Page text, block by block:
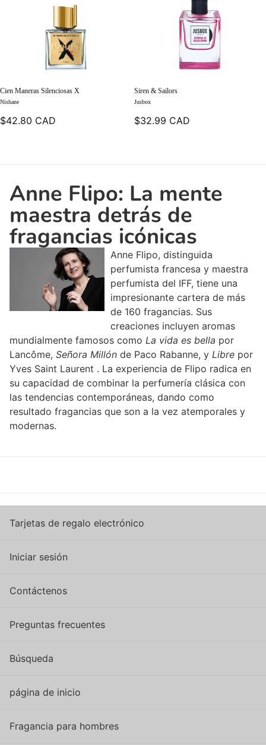
Cien Maneras Silenciosas X
Nishane
$42.80 CAD
Siren & Sailors
Jusbox
$32.99 CAD
Anne Flipo: La mente
maestra detrás de
fragancias icónicas
Anne Flipo, distinguida
perfumista francesa y maestra
perfumista del IFF, tiene una
impresionante cartera de más
de 160 fragancias. Sus
creaciones incluyen aromas
mundialmente famosos como La vida es bella por
Lancôme, Señora Millón de Paco Rabanne, y Libre por
Yves Saint Laurent . La experiencia de Flipo radica en
su capacidad de combinar la perfumería clásica con
las tendencias contemporáneas, dando como
resultado fragancias que son a la vez atemporales y
modernas.
Tarjetas de regalo electrónico
Iniciar sesión
Contáctenos
Preguntas frecuentes
Búsqueda
página de inicio
Fragancia para hombres